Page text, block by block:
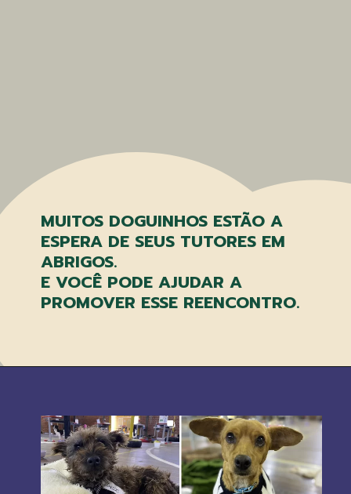
MUITOS DOGUINHOS ESTÃO A
ESPERA DE SEUS TUTORES EM
ABRIGOS.
E VOCÊ PODE AJUDAR A
PROMOVER ESSE REENCONTRO.